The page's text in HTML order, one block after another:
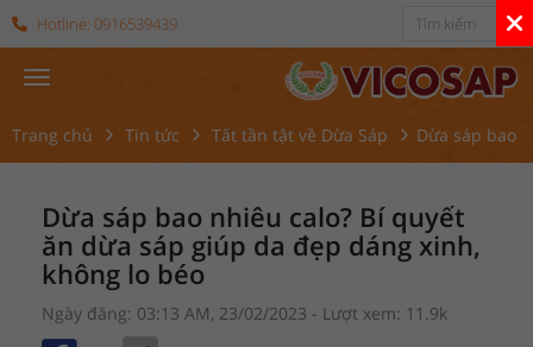
Hotline: 0916539439
Trang chủ Tin tức Tất tần tật về Dừa Sáp Dừa sáp bao
Dừa sáp bao nhiêu calo? Bí quyết
ăn dừa sáp giúp da đẹp dáng xinh,
không lo béo
Ngày đăng: 03:13 AM, 23/02/2023 - Lượt xem: 11.9k